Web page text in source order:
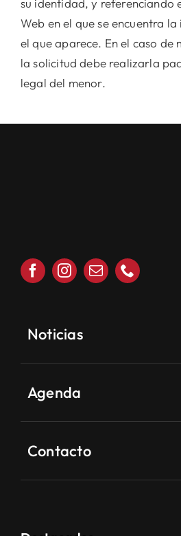
su identidad, y referenciando
Web en el que se encuentra
el que aparece. En el caso de
la solicitud debe realizarla
legal del menor.
Noticias
Agenda
Contacto